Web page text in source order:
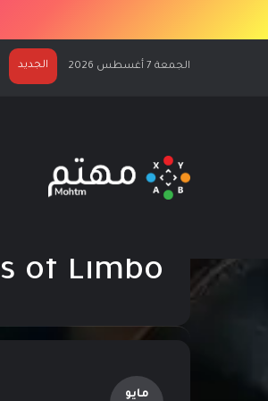
الجمعة 7 أغسطس 2026 الجديد
of Limbo
مايو